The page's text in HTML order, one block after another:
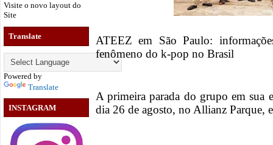
Visite o novo layout do
Site
Translate
Powered by
Translate
INSTAGRAM
ATEEZ em São Paulo:
fenômeno do k-pop no Brasil
A primeira parada do grupo em sua
dia 26 de agosto, no Allianz Parque,